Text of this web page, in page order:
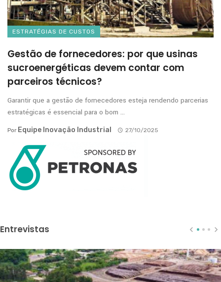
ESTRATÉGIAS DE CUSTOS
Gestão de fornecedores: por que usinas
sucroenergéticas devem contar com
parceiros técnicos?
Garantir que a gestão de fornecedores esteja rendendo parcerias
estratégicas é essencial para o bom ...
Por Equipe Inovação Industrial 27/10/2025
Entrevistas